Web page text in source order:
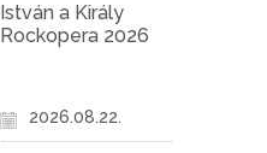
István a Király
Rockopera 2026
2026.08.22.